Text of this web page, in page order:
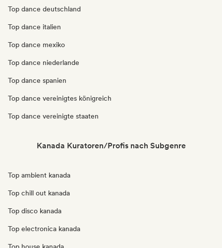
Top dance deutschland
Top dance italien
Top dance mexiko
Top dance niederlande
Top dance spanien
Top dance vereinigtes königreich
Top dance vereinigte staaten
Kanada Kuratoren/Profis nach Subgenre
Top ambient kanada
Top chill out kanada
Top disco kanada
Top electronica kanada